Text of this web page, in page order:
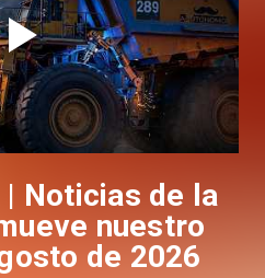
Noticias de la
nuestro
de 2026